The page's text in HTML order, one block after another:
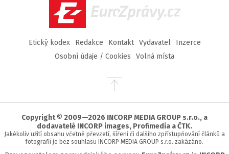
EuroZprávy.cz
Etický kodex Redakce Kontakt Vydavatel
Inzerce
Osobní údaje / Cookies
Volná místa
Přejít
stránky
Copyright © 2009—2026 INCORP MEDIA GROUP s.r.o., a
dodavatelé INCORP images, Profimedia a ČTK.
Jakékoliv užití obsahu včetně převzetí, šíření či dalšího zpřístupňování článků a
fotografií je bez souhlasu INCORP MEDIA GROUP s.r.o. zakázáno.